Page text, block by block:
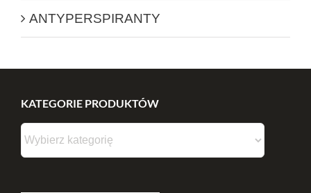
ANTYPERSPIRANTY
KATEGORIE PRODUKTÓW